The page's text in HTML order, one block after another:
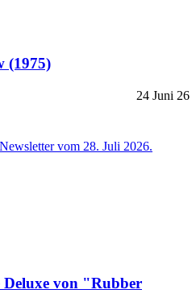
(1975)
24 Juni 26
Deluxe von "Rubber